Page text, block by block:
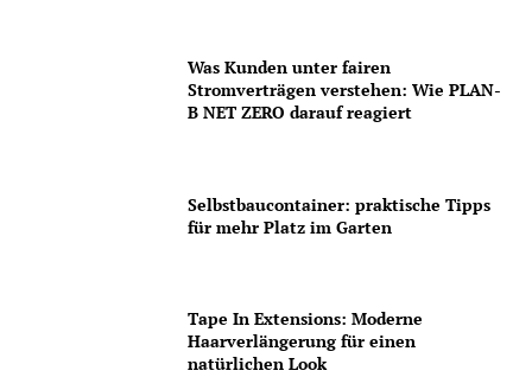
Was Kunden unter fairen
Stromverträgen verstehen: Wie PLAN-
B NET ZERO darauf reagiert
Selbstbaucontainer: praktische Tipps
für mehr Platz im Garten
Tape In Extensions: Moderne
Haarverlängerung für einen
natürlichen Look